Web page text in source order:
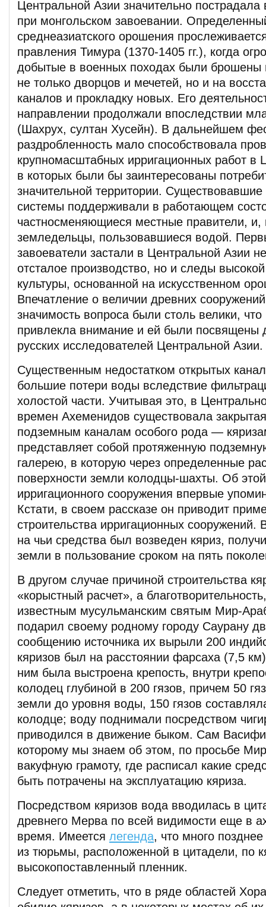
Центральной Азии значительно пострадала
при монгольском завоевании.
среднеазиатского орошения
правления Тимура (1370-1405 гг.), когда
добытые в военных походах были брошены
не только дворцов и мечетей, но и на
каналов и прокладку новых. Его
направлении продолжали впоследствии
(Шахрух, султан Хусейн). В дальнейшем
раздробленность мало способствовала
крупномасштабных ирригационных работ в
в которых были бы заинтересованы
значительной территории.
системы поддерживали в работающем
частносменяющиеся местные правители, и,
земледельцы, пользовавшиеся водой.
завоеватели застали в Центральной Азии
отсталое производство, но и следы
культуры, основанной на искусственном
Впечатление о величии древних
значимость вопроса были столь велики, что
привлекла внимание и ей были посвящены
русских исследователей Центральной Азии.
Существенным недостатком открытых
большие потери воды вследствие
холостой части. Учитывая это, в
времен Ахеменидов существовала
подземным каналам особого рода —
представляет собой протяженную
галерею, в которую через определенные
поверхности земли колодцы-шахты. Об
ирригационного сооружения впервые
Кстати, в своем рассказе он приводит
строительства ирригационных сооружений.
на чьи средства был возведен кяриз,
земли в пользование сроком на пять
В другом случае причиной строительства
«корыстный расчет», а
известным мусульманским святым Мир-
подарил своему родному городу Саурану
сообщению источника их вырыли 200
кяризов был на расстоянии фарсаха (7,5
ним была выстроена крепость, внутри
колодец глубиной в 200 гязов, причем 50
земли до уровня воды, 150 гязов
колодце; воду поднимали посредством
приводился в движение быком. Сам
которому мы знаем об этом, по просьбе
вакуфную грамоту, где расписал какие
быть потрачены на эксплуатацию кяриза.
Посредством кяризов вода вводилась в
древнего Мерва по всей видимости еще в
время. Имеется легенда, что много
из тюрьмы, расположенной в цитадели, по
высокопоставленный пленник.
Следует отметить, что в ряде областей